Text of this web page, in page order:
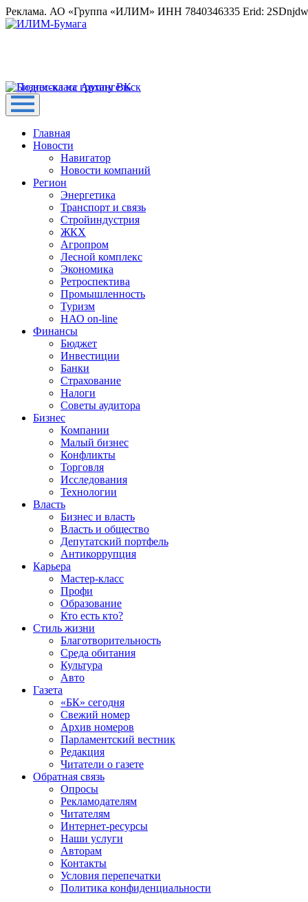
Реклама. АО «Группа «ИЛИМ» ИНН 7840346335 Erid:
Главная
Новости
Навигатор
Новости компаний
Регион
Энергетика
Транспорт и связь
Стройиндустрия
ЖКХ
Агропром
Лесной комплекс
Экономика
Ретроспектива
Промышленность
Туризм
НАО on-line
Финансы
Бюджет
Инвестиции
Банки
Страхование
Налоги
Советы аудитора
Бизнес
Компании
Малый бизнес
Конфликты
Торговля
Исследования
Технологии
Власть
Бизнес и власть
Власть и общество
Депутатский портфель
Антикоррупция
Карьера
Мастер-класс
Профи
Образование
Кто есть кто?
Стиль жизни
Благотворительность
Среда обитания
Культура
Авто
Газета
«БК» сегодня
Свежий номер
Архив номеров
Парламентский вестник
Редакция
Читатели о газете
Обратная связь
Опросы
Рекламодателям
Читателям
Интернет-ресурсы
Наши услуги
Авторам
Контакты
Условия перепечатки
Политика конфиденциальности